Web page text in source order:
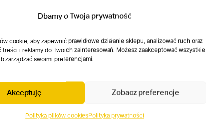
Dbamy o Twoja prywatność
cookie, aby zapewnić prawidłowe działanie sklepu, analizować ruch oraz
treści i reklamy do Twoich zainteresowań. Możesz zaakceptować wszystkie
zarządzać swoimi preferencjami.
Akceptuję Zobacz preferencje
Polityka plików cookiesPolityka prywatności